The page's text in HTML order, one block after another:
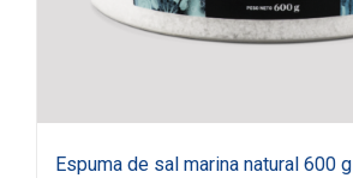
Espuma de sal marina natural 600 g